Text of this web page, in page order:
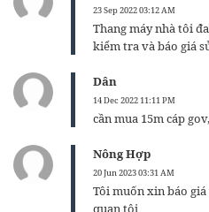
23 Sep 2022 03:12 AM
Thang máy nhà tôi
kiểm tra và báo giá
Dân
14 Dec 2022 11:11 PM
cần mua 15m cáp
Nông Hợp
20 Jun 2023 03:31 AM
Tôi muốn xin báo
quan tôi